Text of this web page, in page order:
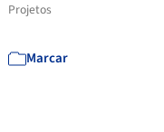
Projetos
Marcar